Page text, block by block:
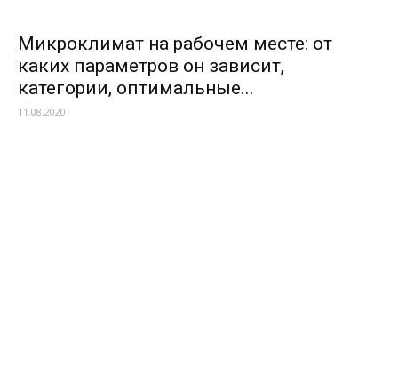
Микроклимат на рабочем месте: от
каких параметров он зависит,
категории, оптимальные...
11.08.2020